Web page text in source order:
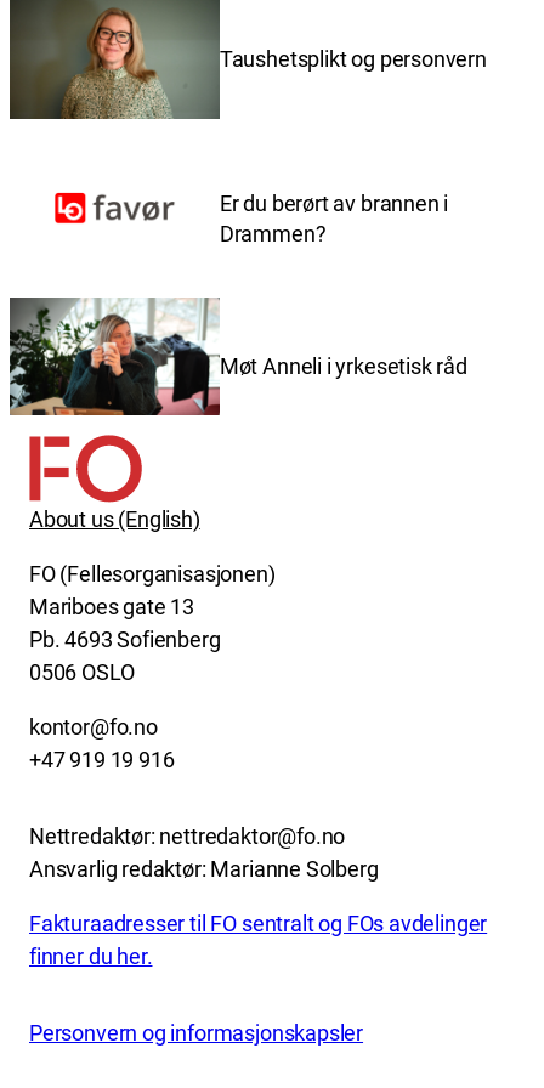
Taushetsplikt og personvern
Er du berørt av brannen i
Drammen?
Møt Anneli i yrkesetisk råd
About us (English)
FO (Fellesorganisasjonen)
Mariboes gate 13
Pb. 4693 Sofienberg
0506 OSLO
kontor@fo.no
+47 919 19 916
Nettredaktør: nettredaktor@fo.no
Ansvarlig redaktør: Marianne Solberg
Fakturaadresser til FO sentralt og FOs avdelinger
finner du her.
Personvern og informasjonskapsler